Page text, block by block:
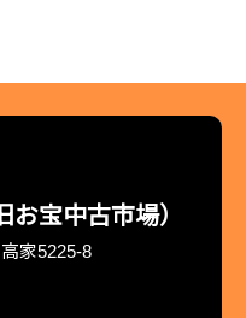
宝中古市場）
家5225-8